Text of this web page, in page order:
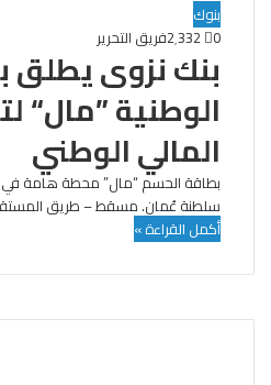
بنوك
فريق التحرير
0
بنك نزوى يطلق
الوطنية ”مال“
المالي الوطني
بطاقة الحسم “مال” محطة هامة في
سلطنة عُمان. مسقط – طريق
أكمل القراءة »